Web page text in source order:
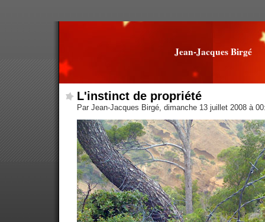
Jean-Jacques Birgé
L'instinct de propriété
Par Jean-Jacques Birgé, dimanche 13 juillet 2008 à